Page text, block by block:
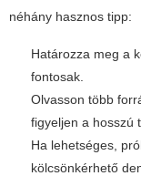
néhány hasznos tipp:
Határozza meg a
fontosak.
Olvasson több
figyeljen a hosszú
Ha lehetséges,
kölcsönkérhető